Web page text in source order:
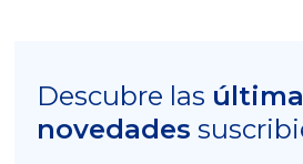
Descubre las
novedades